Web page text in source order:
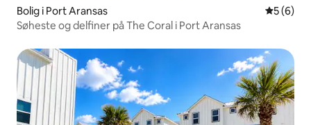
Bolig i Port Aransas 5 ud af 5
5 (6)
Søheste og delfiner på The Coral i Port Aransas